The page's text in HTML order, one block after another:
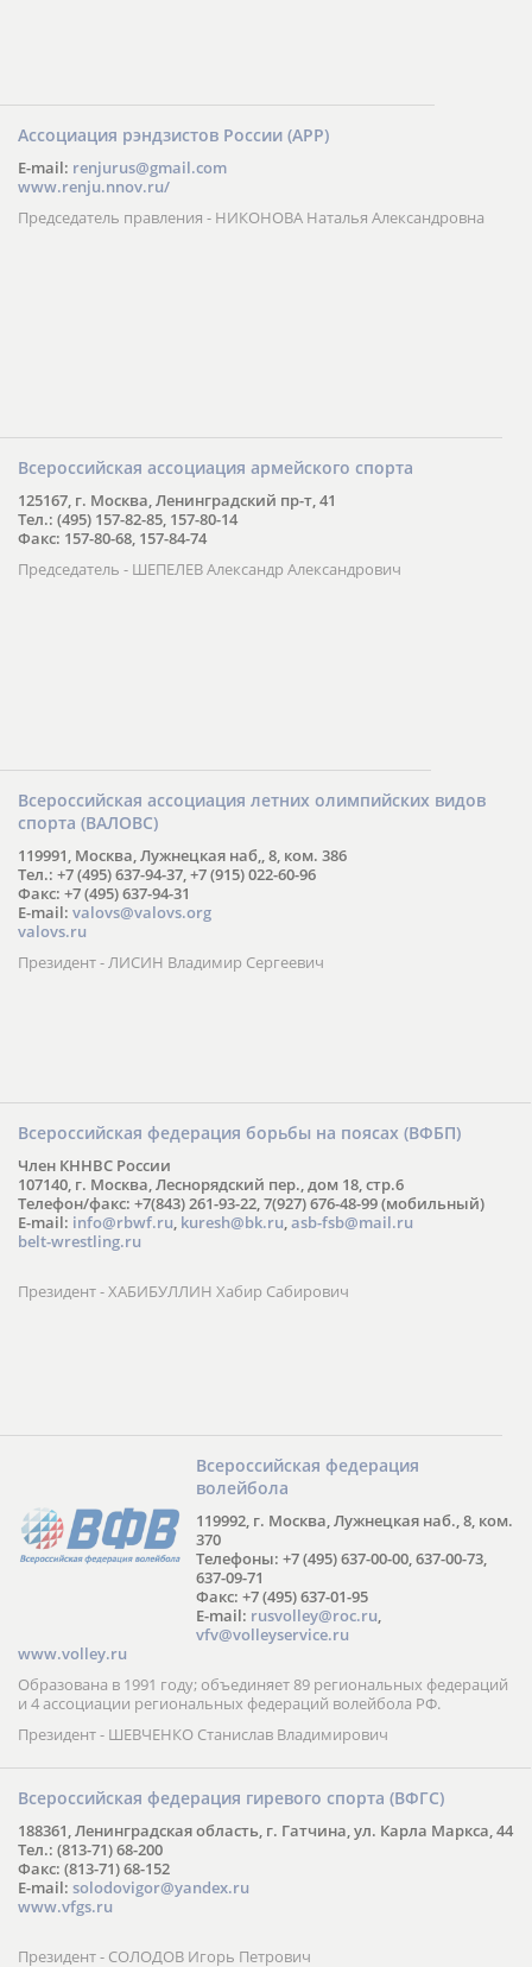
Ассоциация рэндзистов России (АРР)
E-mail: renjurus@gmail.com
www.renju.nnov.ru/
Председатель правления - НИКОНОВА Наталья Александровна
Всероссийская ассоциация армейского спорта
125167, г. Москва, Ленинградский пр-т, 41
Тел.: (495) 157-82-85, 157-80-14
Факс: 157-80-68, 157-84-74
Председатель - ШЕПЕЛЕВ Александр Александрович
Всероссийская ассоциация летних олимпийских видов
спорта (ВАЛОВС)
119991, Москва, Лужнецкая наб,, 8, ком. 386
Тел.: +7 (495) 637-94-37, +7 (915) 022-60-96
Факс: +7 (495) 637-94-31
E-mail: valovs@valovs.org
valovs.ru
Президент - ЛИСИН Владимир Сергеевич
Всероссийская федерация борьбы на поясах (ВФБП)
Член КННВС России
107140, г. Москва, Леснорядский пер., дом 18, стр.6
Телефон/факс: +7(843) 261-93-22, 7(927) 676-48-99 (мобильный)
E-mail: info@rbwf.ru, kuresh@bk.ru,asb-fsb@mail.ru
belt-wrestling.ru
Президент - ХАБИБУЛЛИН Хабир Сабирович
Всероссийская федерация
волейбола
119992, г. Москва, Лужнецкая наб., 8, ком.
370
Телефоны: +7 (495) 637-00-00, 637-00-73,
637-09-71
Факс: +7 (495) 637-01-95
E-mail: rusvolley@roc.ru,
vfv@volleyservice.ru
www.volley.ru
Образована в 1991 году; объединяет 89 региональных федераций
и 4 ассоциации региональных федераций волейбола РФ.
Президент - ШЕВЧЕНКО Станислав Владимирович
Всероссийская федерация гиревого спорта (ВФГС)
188361, Ленинградская область, г. Гатчина, ул. Карла Маркса, 44
Тел.: (813-71) 68-200
Факс: (813-71) 68-152
E-mail: solodovigor@yandex.ru
www.vfgs.ru
Президент - СОЛОДОВ Игорь Петрович